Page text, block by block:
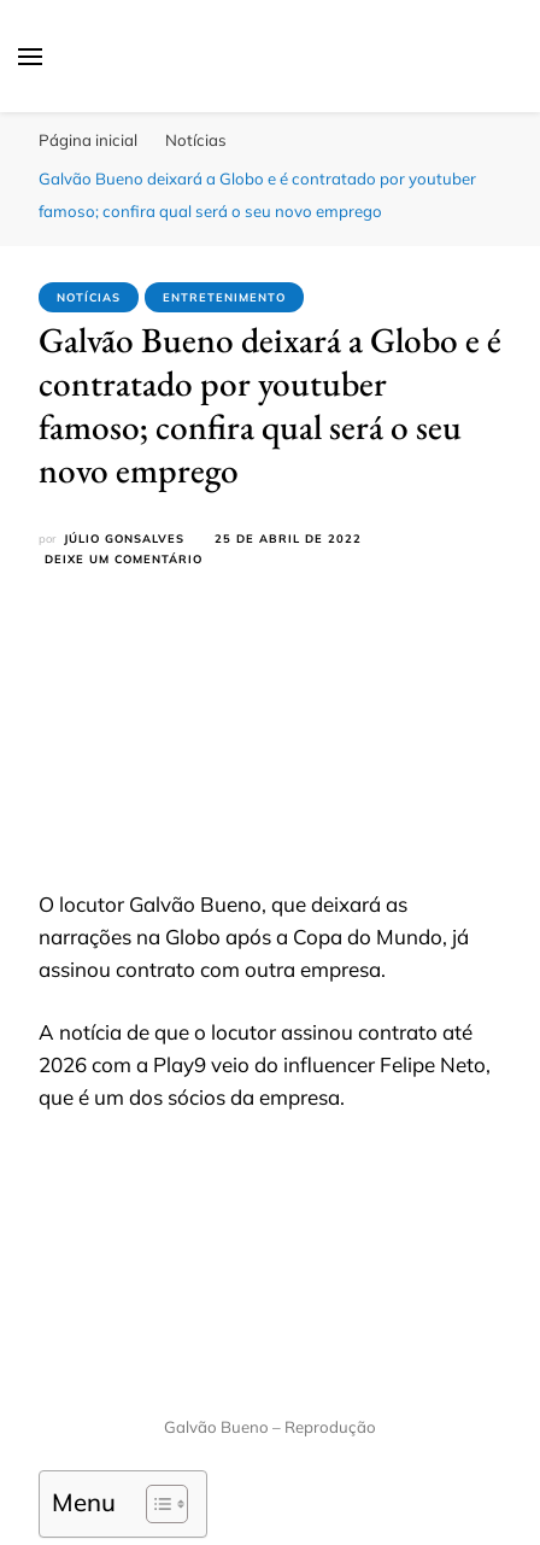
Página inicial
Notícias
Galvão Bueno deixará a Globo e é contratado por youtuber
famoso; confira qual será o seu novo emprego
NOTÍCIAS ENTRETENIMENTO
Galvão Bueno deixará a Globo e é
contratado por youtuber
famoso; confira qual será o seu
novo emprego
por JÚLIO GONSALVES
25 DE ABRIL DE 2022
DEIXE UM COMENTÁRIO
NOVO
EMPREGO
O locutor Galvão Bueno, que deixará as
narrações na Globo após a Copa do Mundo, já
assinou contrato com outra empresa.
A notícia de que o locutor assinou contrato até
2026 com a Play9 veio do influencer Felipe Neto,
que é um dos sócios da empresa.
Galvão Bueno – Reprodução
Menu